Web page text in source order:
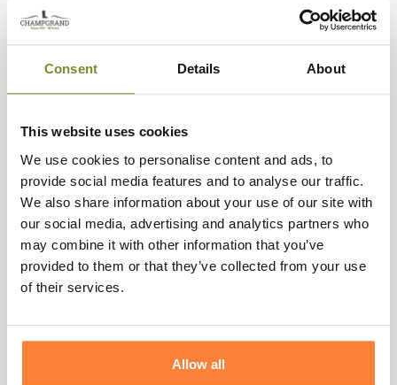
Consent Details About
This website uses cookies
We use cookies to personalise content and ads, to
provide social media features and to analyse our traffic.
We also share information about your use of our site with
our social media, advertising and analytics partners who
may combine it with other information that you’ve
provided to them or that they’ve collected from your use
of their services.
Allow all
En achetant ce produit vous gagnerez
Expédié dans
la journée
Échange ou
retour sous
90 jours
Paiement
sécurisé
Paiement en
3 fois dès 100